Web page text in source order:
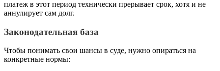
платеж в этот период технически прерывает срок, хотя и не
аннулирует сам долг.
Законодательная база
Чтобы понимать свои шансы в суде, нужно опираться на
конкретные нормы: